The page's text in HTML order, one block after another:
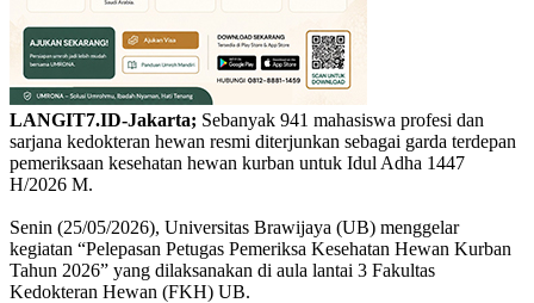
LANGIT7.ID-Jakarta; Sebanyak 941 mahasiswa profesi dan
sarjana kedokteran hewan resmi diterjunkan sebagai garda terdepan
pemeriksaan kesehatan hewan kurban untuk Idul Adha 1447
H/2026 M.
Senin (25/05/2026), Universitas Brawijaya (UB) menggelar
kegiatan “Pelepasan Petugas Pemeriksa Kesehatan Hewan Kurban
Tahun 2026” yang dilaksanakan di aula lantai 3 Fakultas
Kedokteran Hewan (FKH) UB.